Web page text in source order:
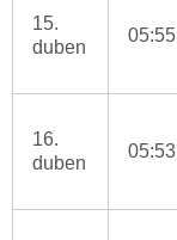
15.
duben
05:55
16.
duben
05:53